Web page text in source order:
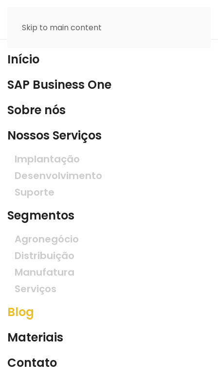
Skip to main content
Início
SAP Business One
Sobre nós
Nossos Serviços
Implantação
Desenvolvimento
Suporte
Segmentos
Agronegócio
Distribuição
Manufatura
Serviços
Blog
Materiais
Contato